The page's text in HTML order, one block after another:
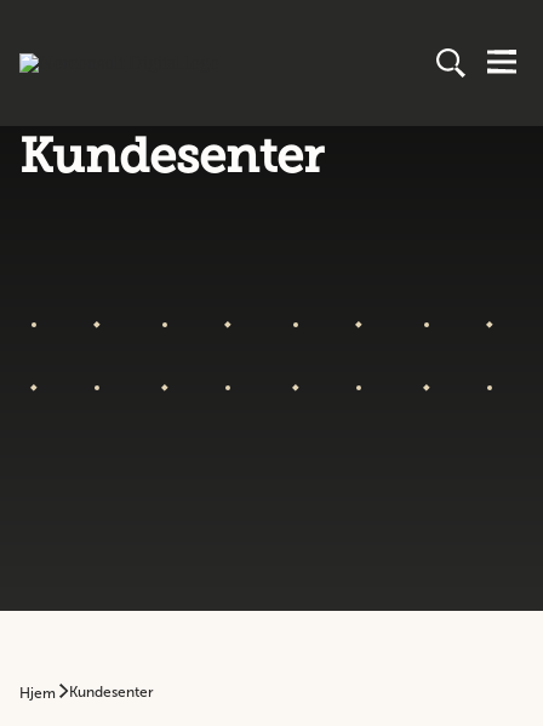
Kundesenter
Hjem Kundesenter